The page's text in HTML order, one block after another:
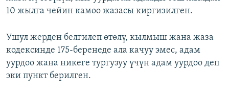
10 жылга чейин камоо жазасы киргизилген.
Ушул жерден белгилеп өтөлү, кылмыш жана жаза
кодексинде 175-беренеде ала качуу эмес, адам
уурдоо жана никеге тургузуу үчүн адам уурдоо деп
эки пункт берилген.​